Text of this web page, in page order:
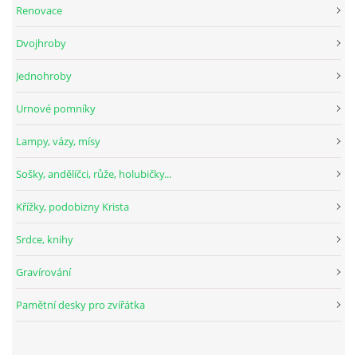
Renovace
Dvojhroby
Jednohroby
Urnové pomníky
Lampy, vázy, mísy
Sošky, andělíčci, růže, holubičky...
Křížky, podobizny Krista
Srdce, knihy
Gravírování
Pamětní desky pro zvířátka